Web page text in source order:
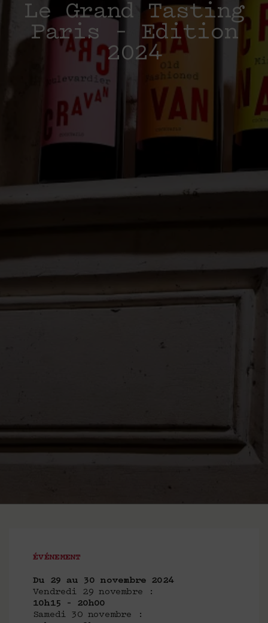
Le Grand Tasting
Paris – Edition
2024
ÉVÉNEMENT
Du 29 au 30 novembre 2024
Vendredi 29 novembre :
10h15 – 20h00
Samedi 30 novembre :